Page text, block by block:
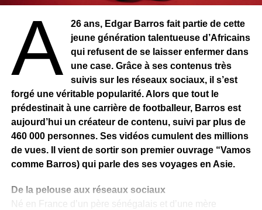
Une performance bien léchée
Le fils de Toumani Diabaté a fait honneur aux siens, la
caste des griots du Mandingue – et surtout à son père,
Toumani Diabaté. Lorsque le “king of” kora est entré sur
scène… Que dis-je ? Il n’est pas entré sur scène; il en est
littéralement sorti. Quand la lumière, incandescente, est
tombée sur le public très féminin, une ovation vibrante,
rythmée par des applaudissements et des acclamations a
résonné dans l’immensité de l’arène. Et l’artiste, couronne
d’or sur la tête, en blaser noir, est sorti d’une trappe
ingénieusement disposée au milieu de la scène. Les fans
du crooner malien, électrisés par les jeux de lumières
haute définition et une acoustique calibrée pour une
restitution sonore parfaite, ne tenaient plus en place. Une
À
26 ans, Edgar Barros fait partie de cette
jeune génération talentueuse d’Africains
qui refusent de se laisser enfermer dans
une case. Grâce à ses contenus très
suivis sur les réseaux sociaux, il s’est
forgé une véritable popularité. Alors que tout le
prédestinait à une carrière de footballeur, Barros est
aujourd’hui un créateur de contenu, suivi par plus de
460 000 personnes. Ses vidéos cumulent des millions
de vues. Il vient de sortir son premier ouvrage “Vamos
comme Barros) qui parle des ses voyages en Asie.
De la pelouse aux réseaux sociaux
Né en France d’un père sénégalais et d’une mère